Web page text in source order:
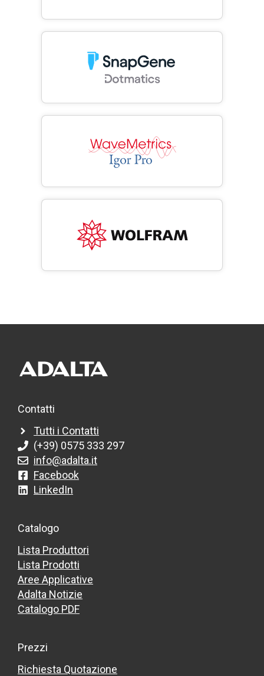
Contatti
Tutti i Contatti
(+39) 0575 333 297
info@adalta.it
Facebook
LinkedIn
Catalogo
Lista Produttori
Lista Prodotti
Aree Applicative
Adalta Notizie
Catalogo PDF
Prezzi
Richiesta Quotazione